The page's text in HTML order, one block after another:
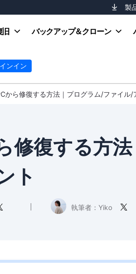
製
旧 バックアップ＆クローン
ンイン
から修復する方法｜プログラム/ファイル/
修復する方
ト
執筆者： Yiko 